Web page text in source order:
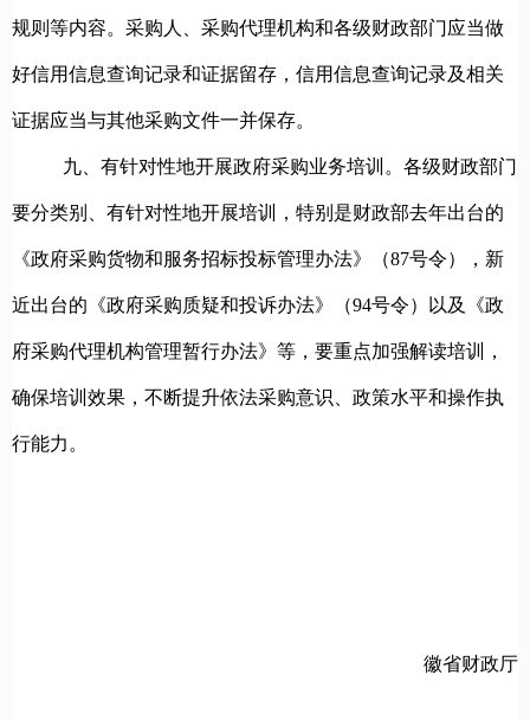
规则等内容。采购人、采购代理机构和各级财政部门应当做
好信用信息查询记录和证据留存，信用信息查询记录及相关
证据应当与其他采购文件一并保存。
九、有针对性地开展政府采购业务培训。 各级财政部门
要分类别、有针对性地开展培训，特别是财政部去年出台的
《政府采购货物和服务招标投标管理办法》（87号令），新
近出台的《政府采购质疑和投诉办法》（94号令）以及《政
府采购代理机构管理暂行办法》等，要重点加强解读培训，
确保培训效果，不断提升依法采购意识、政策水平和操作执
行能力。
徽省财政厅